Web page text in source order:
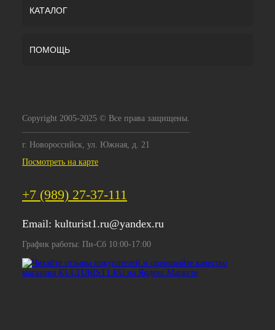
КАТАЛОГ
ПОМОЩЬ
Copyright 2005-2025 © Все права защищены.
г. Новороссийск, ул. Южная, д. 21
Посмотреть на карте
+7 (989) 27-37-111
Email: kulturist1.ru@yandex.ru
График работы: Пн-Сб 10:00-17:00